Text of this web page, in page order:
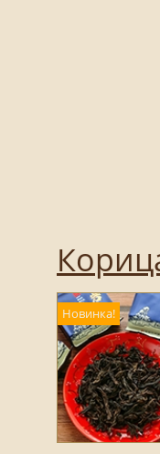
Новинка!